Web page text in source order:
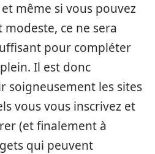
même si vous pouvez
ce ne sera
pour compléter
Il est donc
soigneusement les sites
vous vous inscrivez et
(et finalement à
qui peuvent